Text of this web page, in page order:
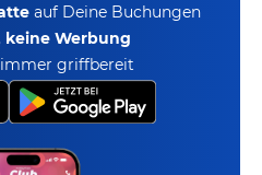
auf Deine Buchungen
keine Werbung
griffbereit